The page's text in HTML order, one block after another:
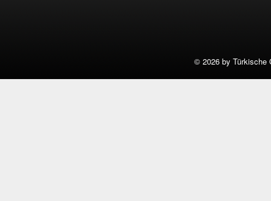
© 2026 by Türkische